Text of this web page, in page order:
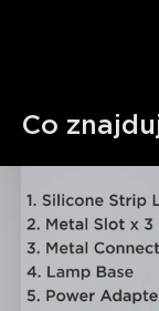
Co